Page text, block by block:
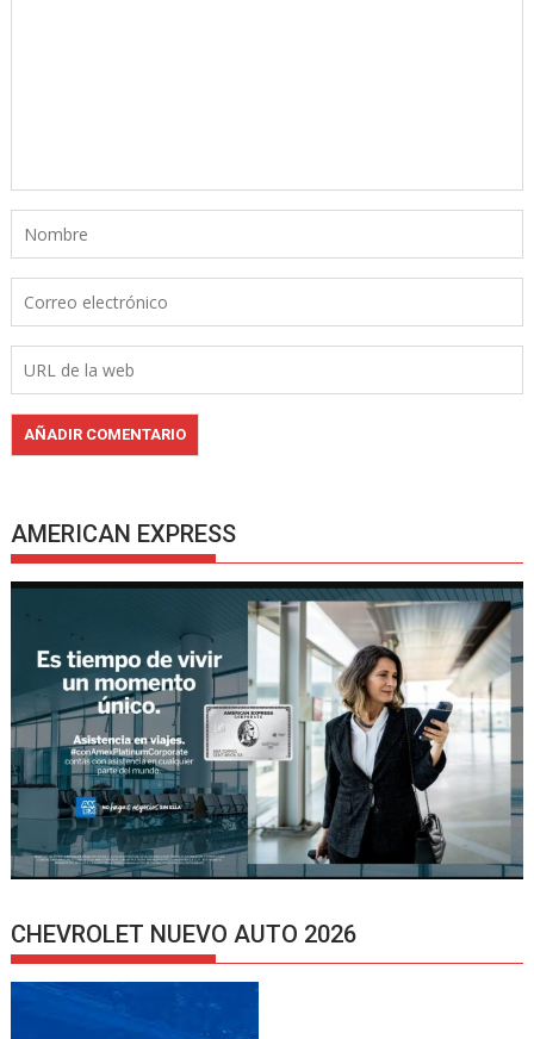
AMERICAN EXPRESS
CHEVROLET NUEVO AUTO 2026